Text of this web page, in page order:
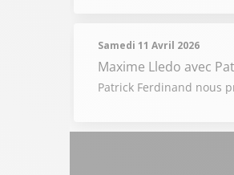
Samedi 11 Avril 2026
Maxime Lledo avec
Patrick Ferdinand nous